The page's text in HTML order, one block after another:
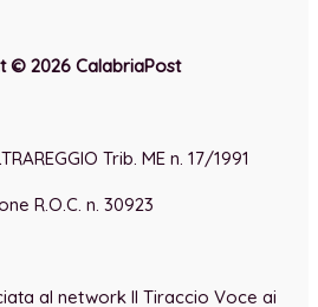
© 2026 CalabriaPost
Trib. ME n. 17/1991
R.O.C. n. 30923
al network Il Tiraccio Voce ai